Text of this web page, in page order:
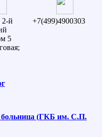
2-й
5
+7(499)4900303
больница (ГКБ им. С.П.